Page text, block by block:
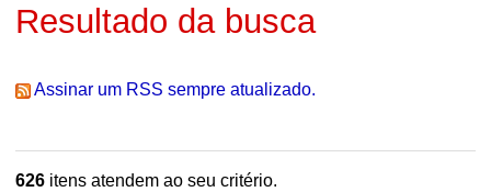
Resultado da busca
Assinar um RSS sempre atualizado.
626itens atendem ao seu critério.